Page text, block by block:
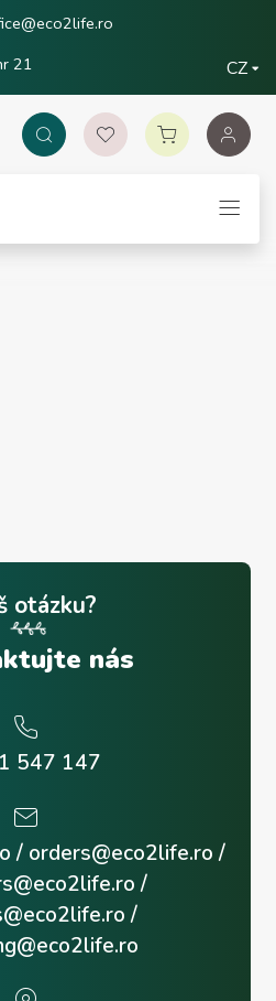
21
CZ
otázku?
nás
547 147
/ orders@eco2life.ro /
/
/